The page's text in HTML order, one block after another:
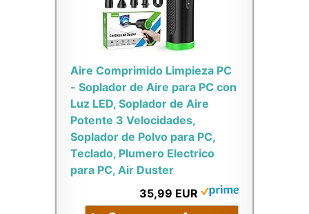
Aire Comprimido Limpieza PC
- Soplador de Aire para PC con
Luz LED, Soplador de Aire
Potente 3 Velocidades,
Soplador de Polvo para PC,
Teclado, Plumero Electrico
para PC, Air Duster
35,99 EUR